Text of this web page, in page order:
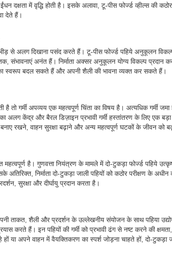
दक्षता में वृद्धि होती है। इसके अलावा, टू-पीस फोर्ज्ड व्हील्स की
देते हैं।
भीड़ से अलग दिखाना पसंद करते हैं। टू-पीस फोर्ज्ड पहिये अनुकूलन
संभावनाएं अनंत हैं। निर्माता अक्सर अनुकूलन योग्य विकल्प
का स्वरूप बदल सकते हैं और अपनी शैली की भावना व्यक्त कर सकते हैं।
है तो गर्मी अपव्यय एक महत्वपूर्ण चिंता का विषय है। अत्यधिक
अलग केंद्र और बैरल डिज़ाइन प्रभावी गर्मी हस्तांतरण के लिए एक
बनाए रखने, वाहन सुरक्षा बढ़ाने और अन्य महत्वपूर्ण घटकों के जीवन को
है। गुणवत्ता नियंत्रण के मामले में दो-टुकड़ा फोर्ज्ड पहिये
अतिरिक्त, निर्माता दो-टुकड़ा जाली पहियों को कठोर परीक्षण के
सुरक्षा और दीर्घायु प्रदान करता है।
ताकत, शैली और प्रदर्शन के उल्लेखनीय संयोजन के साथ पहिया
करते हैं। इन पहियों की गर्मी को प्रभावी ढंग से नष्ट करने की
या अपने वाहन में वैयक्तिकरण का स्पर्श जोड़ना चाहते हों, दो-